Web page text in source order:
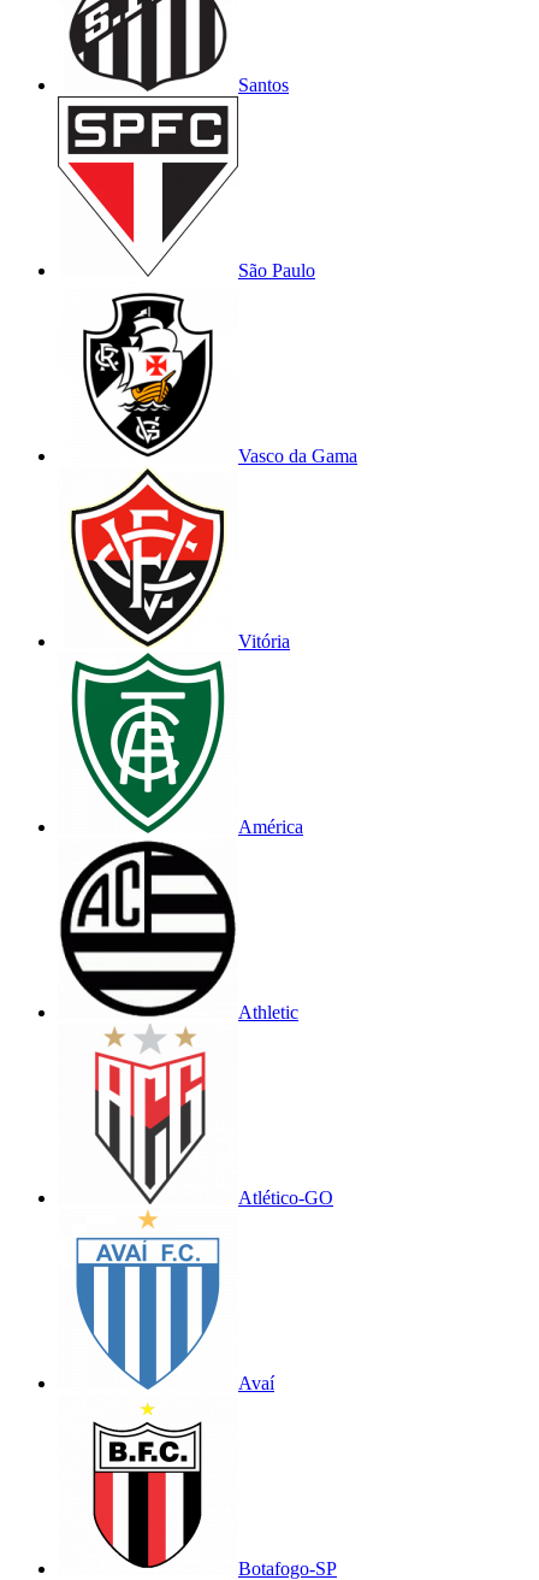
Santos
São Paulo
Vasco da Gama
Vitória
América
Athletic
Atlético-GO
Avaí
Botafogo-SP